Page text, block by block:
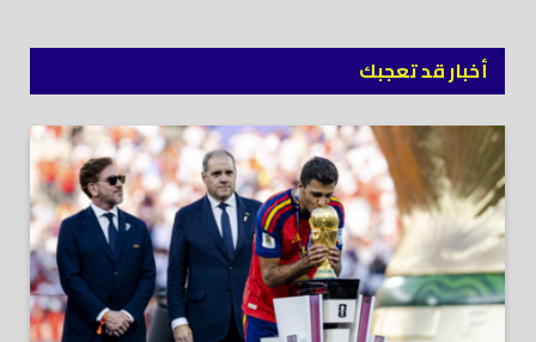
أخبار قد تعجبك